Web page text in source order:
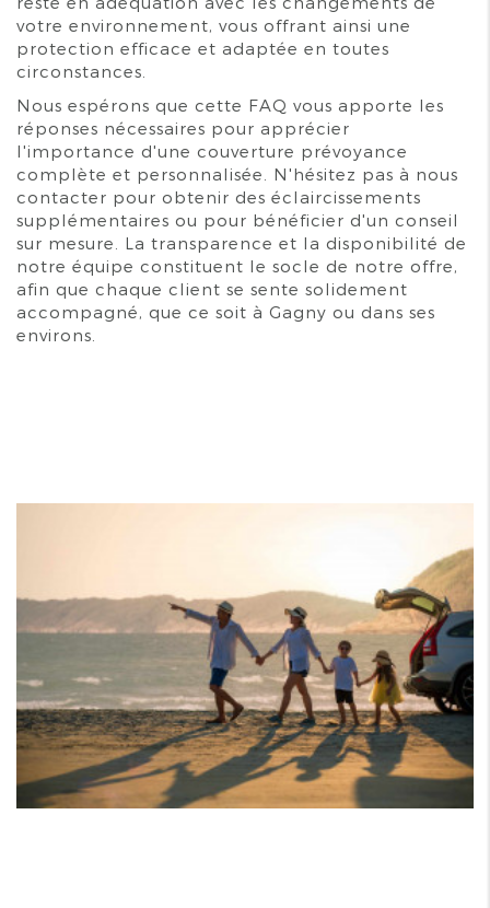
votre environnement, vous offrant ainsi une
protection efficace et adaptée en toutes
circonstances.
Nous espérons que cette FAQ vous apporte les
réponses nécessaires pour apprécier
l'importance d'une couverture prévoyance
complète et personnalisée. N'hésitez pas à nous
contacter pour obtenir des éclaircissements
supplémentaires ou pour bénéficier d'un conseil
sur mesure. La transparence et la disponibilité de
notre équipe constituent le socle de notre offre,
afin que chaque client se sente solidement
accompagné, que ce soit à Gagny ou dans ses
environs.